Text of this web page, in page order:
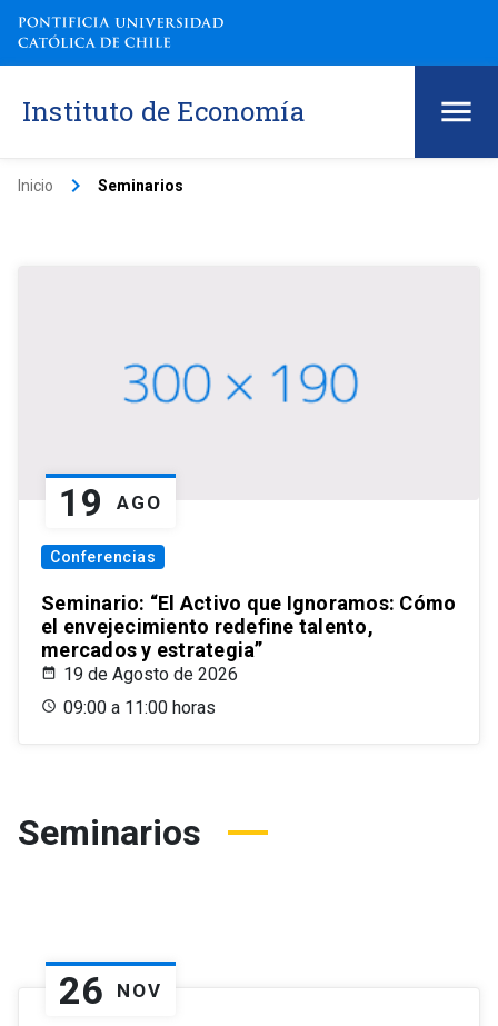
Instituto de Economía
Inicio keyboard_arrow_right Seminarios
19 AGO
Conferencias
Seminario: “El Activo que Ignoramos: Cómo
el envejecimiento redefine talento,
mercados y estrategia”
19 de Agosto de 2026
09:00 a 11:00 horas
Seminarios
26 NOV